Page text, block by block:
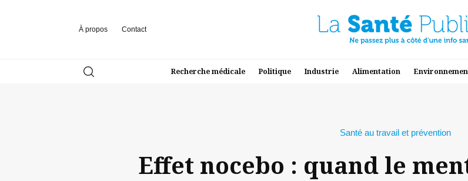
À propos Contact
Recherche médicale Politique Industrie Alimentation
Santé au travail et prévention
Effet nocebo : quand le